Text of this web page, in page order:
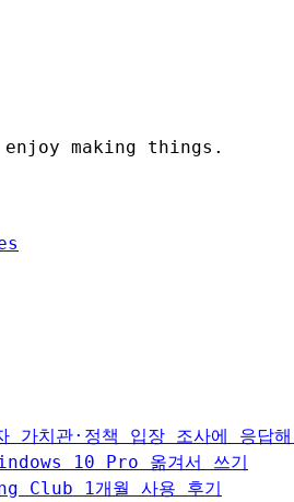
enjoy making things.
가치관·정책 입장 조사에 응답
10 Pro 옮겨서 쓰기
Club 1개월 사용 후기